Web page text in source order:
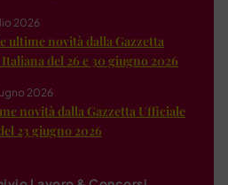
2026
ultime novità dalla Gazzetta
del 26 e 30 giugno 2026
2026
novità dalla Gazzetta Ufficiale
23 giugno 2026